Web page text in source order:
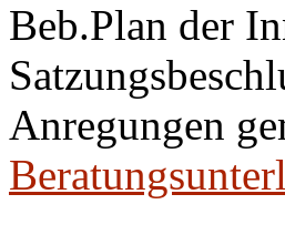
Beb.Plan der
Anregungen